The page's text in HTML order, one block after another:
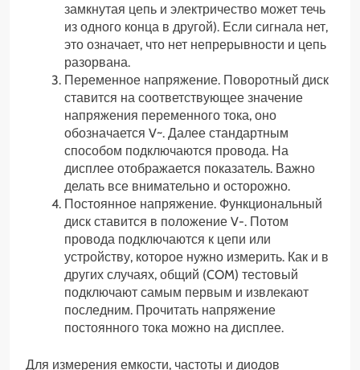
замкнутая цепь и электричество может течь
из одного конца в другой). Если сигнала нет,
это означает, что нет непрерывности и цепь
разорвана.
Переменное напряжение. Поворотный диск
ставится на соответствующее значение
напряжения переменного тока, оно
обозначается V~. Далее стандартным
способом подключаются провода. На
дисплее отображается показатель. Важно
делать все внимательно и осторожно.
Постоянное напряжение. Функциональный
диск ставится в положение V-. Потом
провода подключаются к цепи или
устройству, которое нужно измерить. Как и в
других случаях, общий (COM) тестовый
подключают самым первым и извлекают
последним. Прочитать напряжение
постоянного тока можно на дисплее.
Для измерения емкости, частоты и диодов